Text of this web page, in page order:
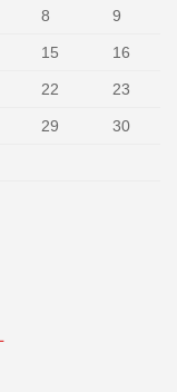
8 9
15 16
22 23
29 30